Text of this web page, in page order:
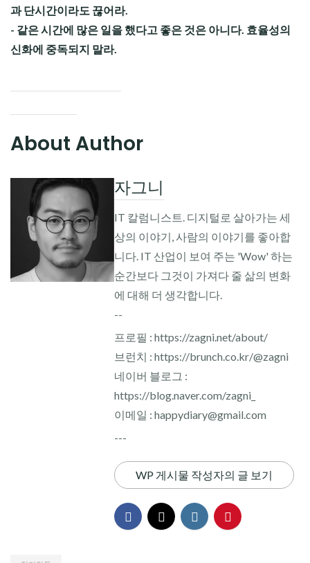
과 단시간이라도 끊어라.
- 같은 시간에 많은 일을 했다고 좋은 것은 아니다. 효율성의
신화에 중독되지 말라.
About Author
자그니
IT 칼럼니스트. 디지털로 살아가는 세
상의 이야기, 사람의 이야기를 좋아합
니다. IT 산업이 보여 주는 'Wow' 하는
순간보다 그것이 가져다 줄 삶의 변화
에 대해 더 생각합니다.
--
프로필 : https://zagni.net/about/
브런치 : https://brunch.co.kr/@zagni
네이버 블로그 :
https://blog.naver.com/zagni_
이메일 : happydiary@gmail.com
---
WP 게시물 작성자의 글 보기